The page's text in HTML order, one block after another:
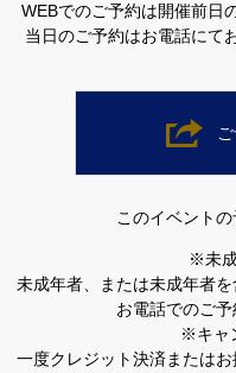
WEBでのご予約は開催前日
当日のご予約はお電話にて
このイベントの
※未
未成年者、または未成年者
お電話でのご予
※キャ
一度クレジット決済または